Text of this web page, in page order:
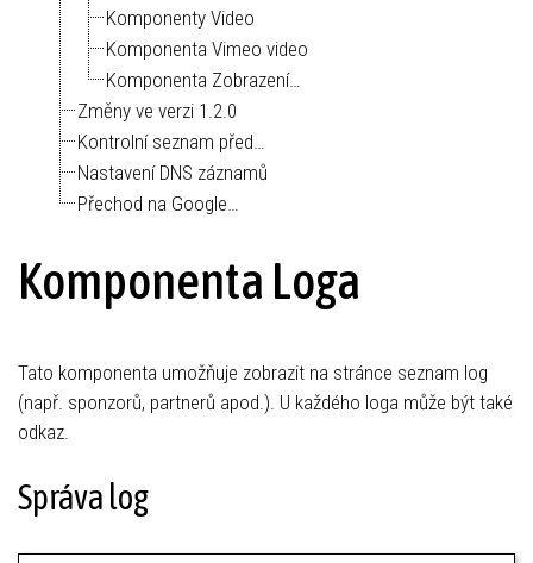
Komponenty Video
Komponenta Vimeo video
Komponenta Zobrazení…
Změny ve verzi 1.2.0
Kontrolní seznam před…
Nastavení DNS záznamů
Přechod na Google…
Komponenta Loga
Tato komponenta umožňuje zobrazit na stránce seznam log
(např. sponzorů, partnerů apod.). U každého loga může být také
odkaz.
Správa log